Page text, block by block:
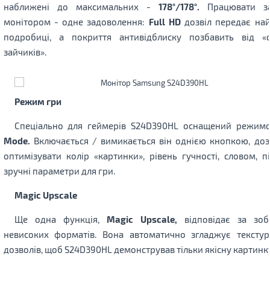
наближені до максимальних -178°/178°. Працювати
монітором - одне задоволення: Full HDдозвіл передає
подробиці, а покриття антивідблиску позбавить від
зайчиків».
Режим гри
Спеціально для геймерів S24D390HL оснащений
Mode. Включається / вимикається він однією кнопкою,
оптимізувати колір «картинки», рівень гучності, словом,
зручні параметри для гри.
Magic Upscale
Ще одна функція, Magic Upscale, відповідає за
невисоких форматів. Вона автоматично згладжує
дозволів, щоб S24D390HL демонстрував тільки якісну